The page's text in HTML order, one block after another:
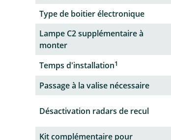
Type de boitier électronique
Lampe C2 supplémentaire à
monter
Temps d'installation1
Passage à la valise nécessaire
Désactivation radars de recul
Kit complémentaire pour